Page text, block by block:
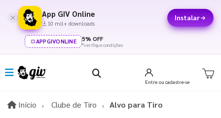
App GIV Online
10 mil+ downloads
Instalar
APPGIVONLINE 5% OFF
*verifique condições
Entre ou cadastre-se
Início InícioClube de Tiro Alvo para Tiro